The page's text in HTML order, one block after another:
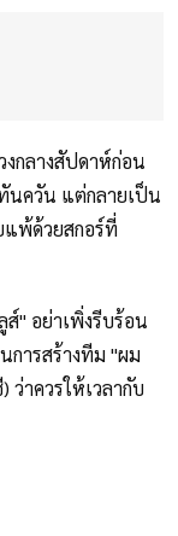
งกลางสัปดาห์ก่อน
นควัน แต่กลายเป็น
แพ้ด้วยสกอร์ที่
ส์" อย่าเพิ่งรีบร้อน
การสร้างทีม "ผม
ว่าควรให้เวลากับ